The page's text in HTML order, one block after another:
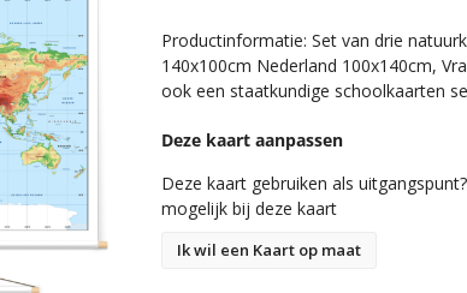
Productinformatie: Set van drie
140x100cm Nederland 100x140cm,
ook een staatkundige schoolkaarten
Deze kaart aanpassen
Deze kaart gebruiken als
mogelijk bij deze kaart
Ik wil een Kaart op maat